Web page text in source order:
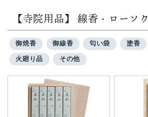
【寺院用品】 線香・ローソク
御焼香 御線香 匂い袋 塗香
火廻り品 その他